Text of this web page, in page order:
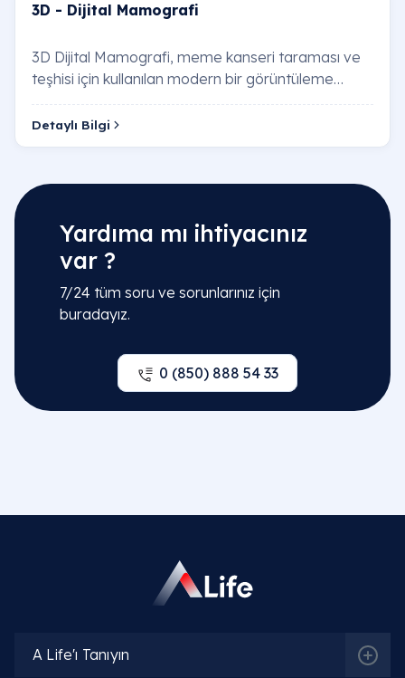
3D - Dijital Mamografi
3D Dijital Mamografi, meme kanseri taraması ve
teşhisi için kullanılan modern bir görüntüleme
tekniğidir. Bu teknoloji, geleneksel 2D mamogr…
Detaylı Bilgi
Yardıma mı ihtiyacınız
var ?
7/24 tüm soru ve sorunlarınız için
buradayız.
0 (850) 888 54 33
A Life'ı Tanıyın